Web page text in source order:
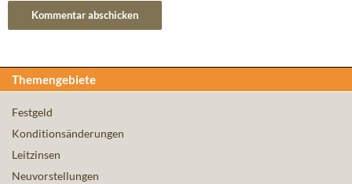
Themengebiete
Festgeld
Konditionsänderungen
Leitzinsen
Neuvorstellungen